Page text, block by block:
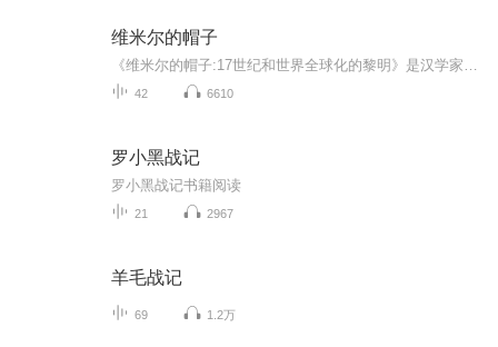
维米尔的帽子
42 6610
罗小黑战记
罗小黑战记书籍阅读
21 2967
羊毛战记
69 1.2万